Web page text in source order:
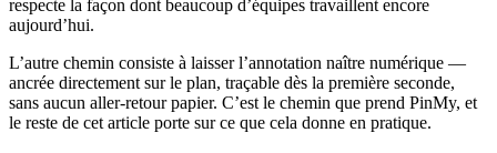
respecte la façon dont beaucoup d’équipes travaillent encore
aujourd’hui.
L’autre chemin consiste à laisser l’annotation naître numérique —
ancrée directement sur le plan, traçable dès la première seconde,
sans aucun aller-retour papier. C’est le chemin que prend PinMy, et
le reste de cet article porte sur ce que cela donne en pratique.